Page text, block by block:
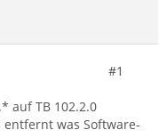
#1
auf TB 102.2.0
was Software-